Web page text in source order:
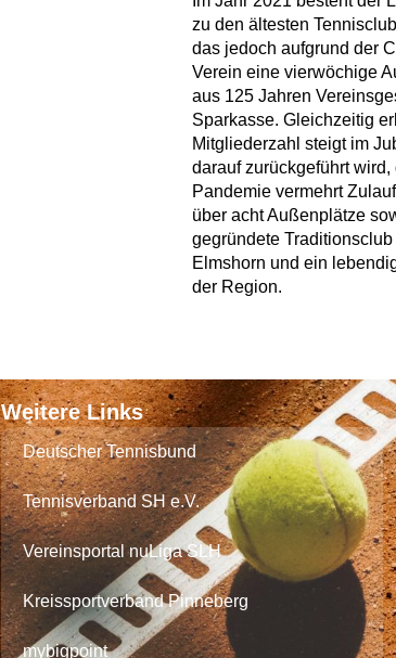
zu den ältesten
das jedoch aufgrund der
Verein eine vierwöchige
aus 125 Jahren
Sparkasse. Gleichzeitig
Mitgliederzahl steigt im
darauf zurückgeführt
Pandemie vermehrt
über acht Außenplätze
gegründete
Elmshorn und ein
der Region.
Weitere Links
Deutscher Tennisbund
Tennisverband SH e.V.
Vereinsportal nuLiga SLH
Kreissportverband Pinneberg
mybigpoint